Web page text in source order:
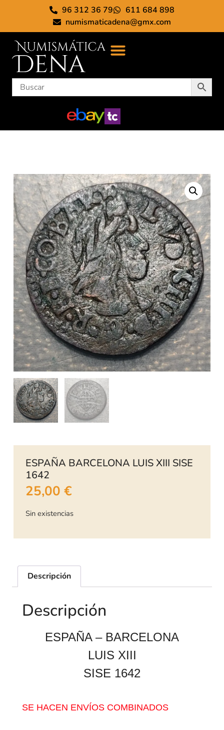
96 312 36 79
611 684 898
numismaticadena@gmx.com
ESPAÑA BARCELONA LUIS XIII SISE
1642
25,00 €
Sin existencias
Descripción
Descripción
ESPAÑA – BARCELONA
LUIS XIII
SISE 1642
SE HACEN ENVÍOS COMBINADOS